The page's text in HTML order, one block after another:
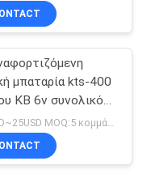
11
μπαταρία kts-400
KB 6v συνολικός
20USD~25USD MOQ:5 κομμάτια